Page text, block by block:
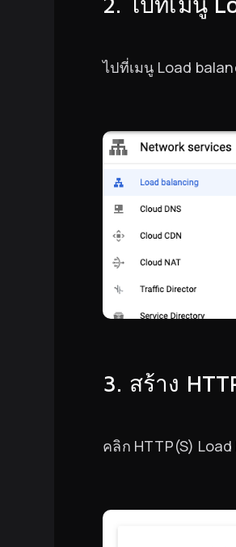
ไปที่เมนู Load
3. สร้าง
คลิก HTTP(S)